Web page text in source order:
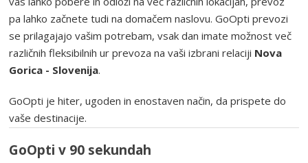
pa lahko začnete tudi na domačem naslovu. GoOpti prevozi
se prilagajajo vašim potrebam, vsak dan imate možnost več
različnih fleksibilnih ur prevoza na vaši izbrani relaciji Nova
Gorica - Slovenija.
GoOpti je hiter, ugoden in enostaven način, da prispete do
vaše destinacije.
GoOpti v 90 sekundah